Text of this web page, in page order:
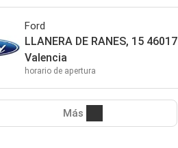
Ford
LLANERA DE RANES, 15 46017
Valencia
horario de apertura
Más